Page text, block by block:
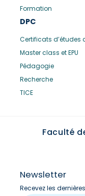
Formation
DPC
Certificats d’études
Master class et EPU
Pédagogie
Recherche
TICE
Faculté
Newsletter
Recevez les